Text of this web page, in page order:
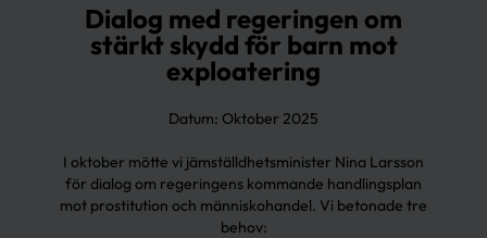
Dialog med regeringen om
stärkt skydd för barn mot
exploatering
Datum: Oktober 2025
I oktober mötte vi jämställdhetsminister Nina Larsson
för dialog om regeringens kommande handlingsplan
mot prostitution och människohandel. Vi betonade tre
behov: